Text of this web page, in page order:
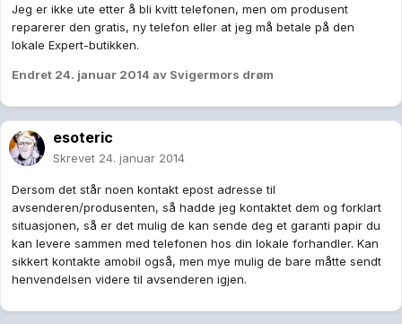
Jeg er ikke ute etter å bli kvitt telefonen, men om produsent
reparerer den gratis, ny telefon eller at jeg må betale på den
lokale Expert-butikken.
Endret 24. januar 2014 av Svigermors drøm
esoteric
Skrevet 24. januar 2014
Dersom det står noen kontakt epost adresse til
avsenderen/produsenten, så hadde jeg kontaktet dem og forklart
situasjonen, så er det mulig de kan sende deg et garanti papir du
kan levere sammen med telefonen hos din lokale forhandler. Kan
sikkert kontakte amobil også, men mye mulig de bare måtte sendt
henvendelsen videre til avsenderen igjen.